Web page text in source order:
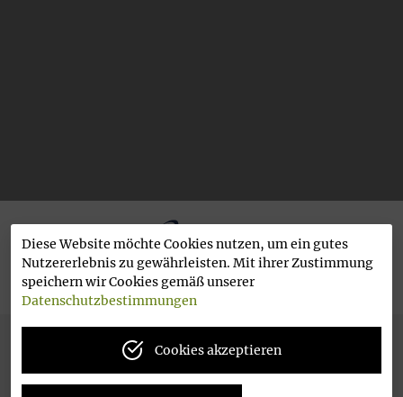
Unterstützt von der Mainova AG
VORTEILE
ANSPRECHPARTNERIN
Diese Website möchte Cookies nutzen, um ein gutes
Nutzererlebnis zu gewährleisten. Mit ihrer Zustimmung
speichern wir Cookies gemäß unserer
Datenschutzbestimmungen
Cookies akzeptieren